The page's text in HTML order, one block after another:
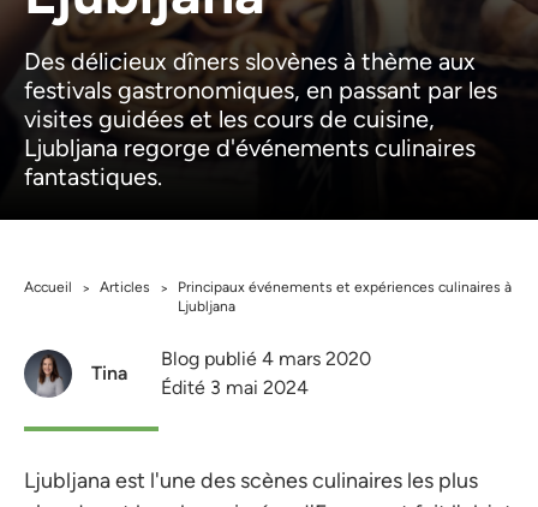
Des délicieux dîners slovènes à thème aux
festivals gastronomiques, en passant par les
visites guidées et les cours de cuisine,
Ljubljana regorge d'événements culinaires
fantastiques.
Accueil > Articles >
Principaux événements et expériences culinaires à
Ljubljana
Tina
Blog publié 4 mars 2020
Édité 3 mai 2024
Ljubljana est l'une des scènes culinaires les plus